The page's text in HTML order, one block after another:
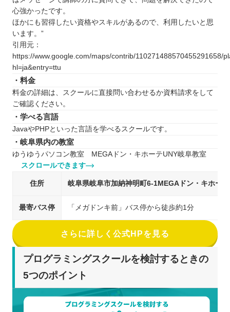
心強かったです。
ほかにも習得したい資格やスキルがあるので、利用したいと思
います。”
引用元：
https://www.google.com/maps/contrib/
hl=ja&entry=ttu
・料金
料金の詳細は、スクールに直接問い合わせるか資料請求をして
ご確認ください。
・学べる言語
JavaやPHPといった言語を学べるスクールです。
・岐阜県内の教室
ゆうゆうパソコン教室 MEGAドン・キホーテUNY岐阜教室
スクロールできます
住所 岐阜県岐阜市加納神明町6-1MEGAドン・キホー
最寄バス停 「メガドンキ前」バス停から徒歩約1分
さらに詳しく公式HPを見る
プログラミングスクールを検討するときの
5つのポイント